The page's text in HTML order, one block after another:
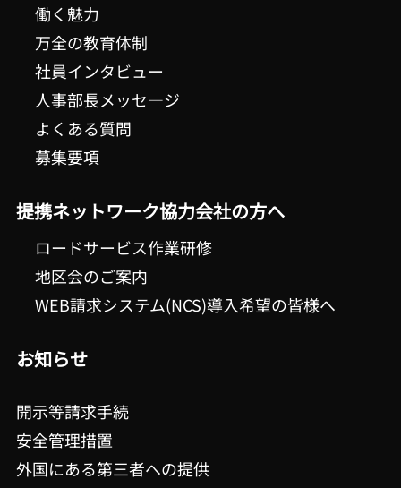
働く魅力
万全の教育体制
社員インタビュー
人事部長メッセ―ジ
よくある質問
募集要項
提携ネットワーク協力会社の方へ
ロードサービス作業研修
地区会のご案内
WEB請求システム(NCS)導入希望の皆様へ
お知らせ
開示等請求手続
安全管理措置
外国にある第三者への提供